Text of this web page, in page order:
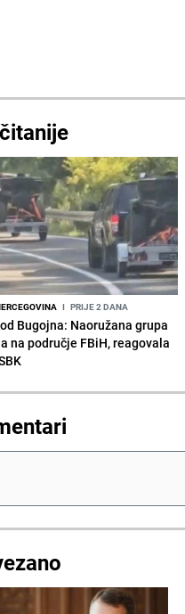
I PRIJE 2 DANA
Bugojna: Naoružana grupa
na područje FBiH, reagovala